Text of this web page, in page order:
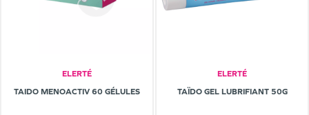
ELERTÉ
TAIDO MENOACTIV 60 GÉLULES
ELERTÉ
TAÏDO GEL LUBRIFIANT 50G